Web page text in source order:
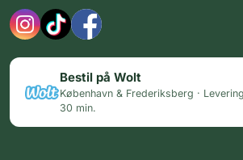
Bestil på Wolt
København & Frederiksberg ·
30 min.